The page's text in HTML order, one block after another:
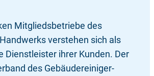
Mitgliedsbetriebe des
verstehen sich als
Dienstleister ihrer Kunden. Der
des Gebäudereiniger-